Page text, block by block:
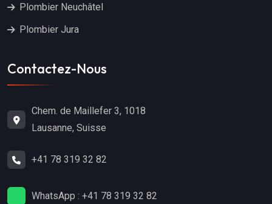
Plombier Neuchâtel
Plombier Jura
Contactez-Nous
Chem. de Maillefer 3, 1018
Lausanne, Suisse
+41 78 319 32 82
WhatsApp : +41 78 319 32 82